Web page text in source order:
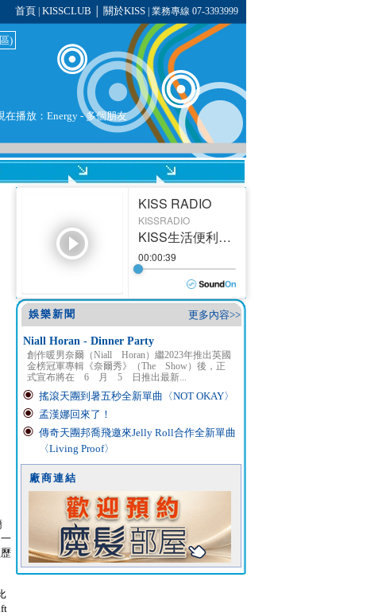
首頁 KISSCLUB 關於KISS| 業務專線 07-3393999
)
在播放： Energy- 多個朋友
更多內容>>
娛樂新聞
Niall Horan - Dinner Party
創作暖男奈爾（Niall Horan）繼2023年推出英國
金榜冠軍專輯《奈爾秀》（The Show）後，正
式宣布將在 6 月 5 日推出最新...
搖滾天團到暑五秒全新單曲〈NOT OKAY〉
孟漢娜回來了！
傳奇天團邦喬飛邀來Jelly Roll合作全新單曲
〈Living Proof〉
廠商連結